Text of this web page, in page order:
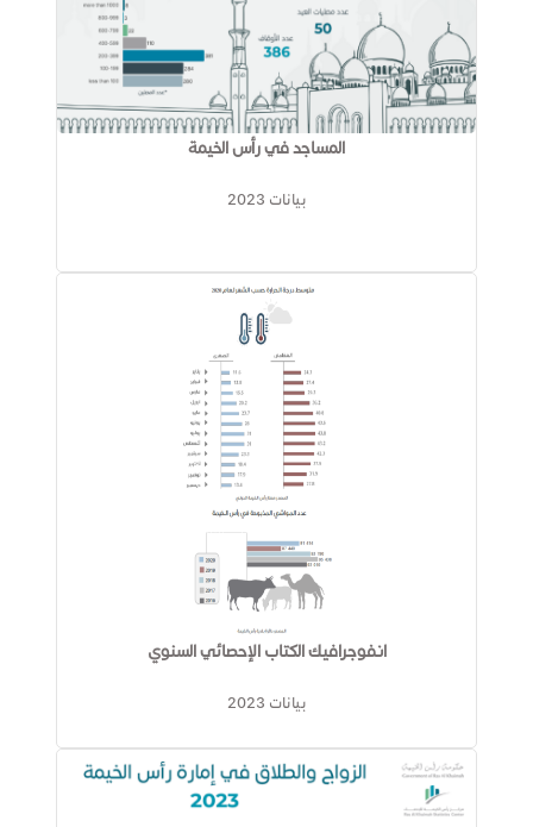
​المساجد في رأس الخيمة
بيانات 2023
​انفوجرافيك الكتاب الإحصائي السنوي
بيانات 2023​